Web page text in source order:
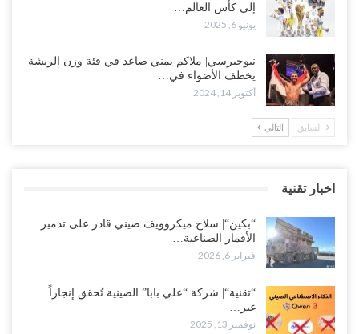
إلى كأس العالم…
يونيو 6, 2025
نيوجيرسي| ملاكم يمني صاعد في فئة وزن الريشة
يخطف الأضواء في…
أكتوبر 14, 2024
السابق التالي
اخبار تقنية
“بكين“| سلاح ميكروويف صيني قادر على تدمير
الأقمار الصناعية…
فبراير 6, 2026
“تقنية“| شركة “علي بابا” الصينية تُحقق إنجازاً
غير…
نوفمبر 13, 2025